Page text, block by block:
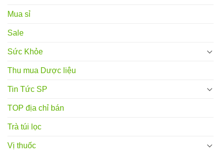
Mua sỉ
Sale
Sức Khỏe
Thu mua Dược liệu
Tin Tức SP
TOP địa chỉ bán
Trà túi lọc
Vị thuốc